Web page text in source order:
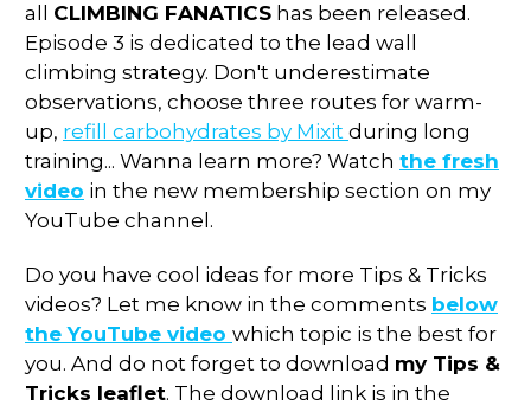
all CLIMBING FANATICS has been released.
Episode 3 is dedicated to the lead wall
climbing strategy. Don't underestimate
observations, choose three routes for warm-
up, refill carbohydrates by Mixit during long
training... Wanna learn more? Watch the fresh
video in the new membership section on my
YouTube channel.
Do you have cool ideas for more Tips & Tricks
videos? Let me know in the comments below
the YouTube video which topic is the best for
you. And do not forget to download my Tips &
Tricks leaflet. The download link is in the